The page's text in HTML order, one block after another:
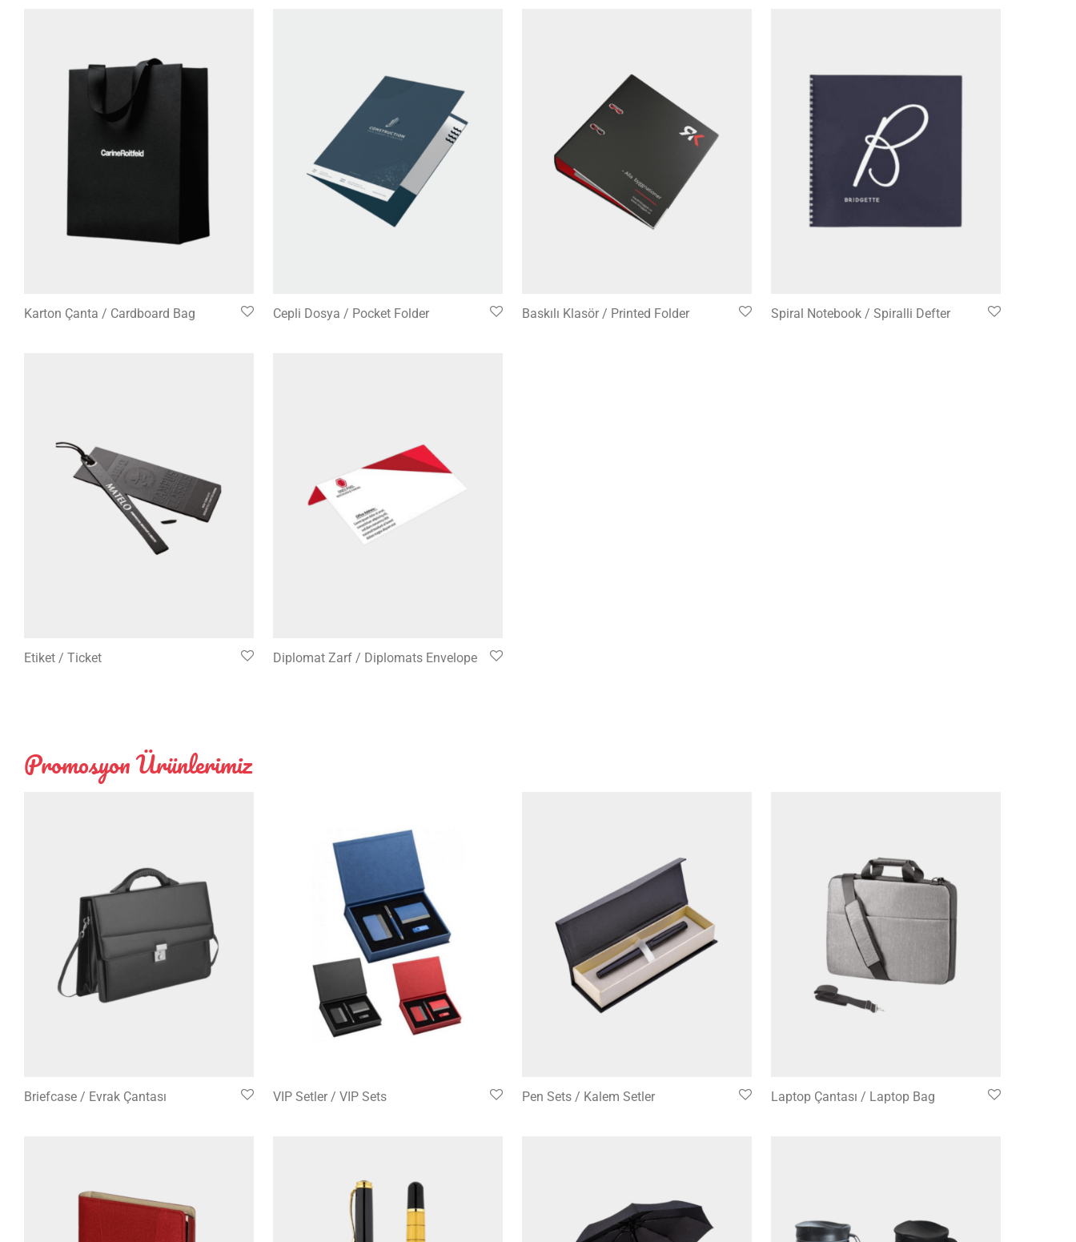
Karton Çanta / Cardboard Bag Cepli Dosya / Pocket Folder Baskılı Klasör / Printed Folder Spiral Notebook / Spiralli Defter
Etiket / Ticket Diplomat Zarf / Diplomats Envelope
Promosyon Ürünlerimiz
Briefcase / Evrak Çantası VIP Setler / VIP Sets Pen Sets / Kalem Setler Laptop Çantası / Laptop Bag